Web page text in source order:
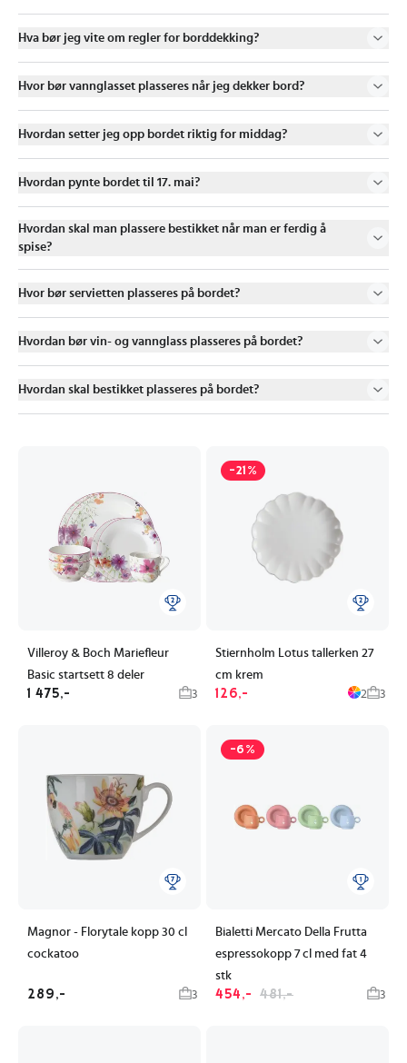
Hva bør jeg vite om regler for borddekking?
Hvor bør vannglasset plasseres når jeg dekker bord?
Hvordan setter jeg opp bordet riktig for middag?
Hvordan pynte bordet til 17. mai?
Hvordan skal man plassere bestikket når man er ferdig å
spise?
Hvor bør servietten plasseres på bordet?
Hvordan bør vin- og vannglass plasseres på bordet?
Hvordan skal bestikket plasseres på bordet?
Villeroy & Boch Mariefleur
Basic startsett 8 deler
1 475,- 3
-21%
Stiernholm Lotus tallerken 27
cm krem
126,- 2 3
Magnor - Florytale kopp 30 cl
cockatoo
289,- 3
-6%
Bialetti Mercato Della Frutta
espressokopp 7 cl med fat 4
stk
454,- 481,- 3